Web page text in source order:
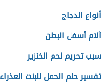
أنواع الدجاج
آلام أسفل البطن
سبب تحريم لحم الخنزير
تفسير حلم الحمل للبنت العذراء